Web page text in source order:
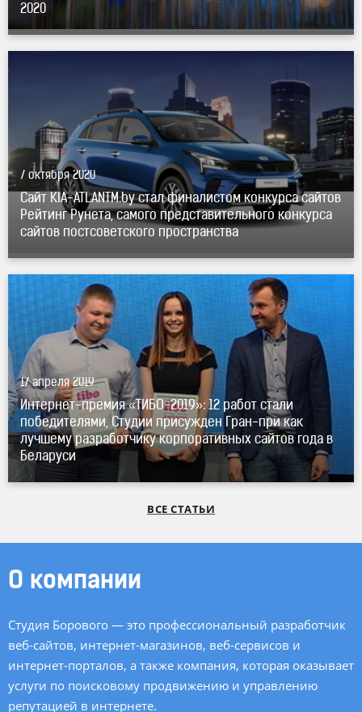
2020
7 октября 2020
Сайт KIA-ATLANTM.by стал финалистом конкурса сайтов
Рейтинг Рунета, самого представительного конкурса
сайтов постсоветского пространства
17 апреля 2019
Интернет-премия «ТИБО-2019»: 12 работ стали
победителями, Студии присужден Гран-при как
лучшему разработчику корпоративных сайтов года в
Беларуси
ВСЕ СТАТЬИ
О компании
Студия Борового — это профессиональный разработчик
веб-сайтов, интернет-магазинов, веб-сервисов и
интернет-порталов, а также компания, которая оказывает
услуги по поисковому продвижению и управлению
репутацией в интернете.